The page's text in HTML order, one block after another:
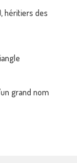
héritiers des
grand nom